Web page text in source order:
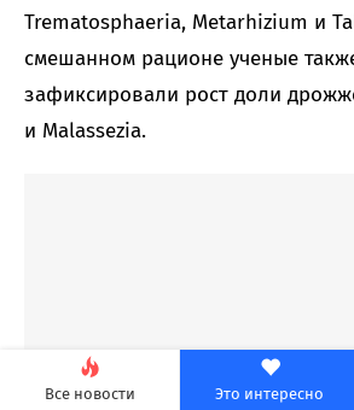
Все новости Это интересно
Trematosphaeria, Metarhizium и
смешанном рационе ученые
зафиксировали рост доли
и Malassezia.